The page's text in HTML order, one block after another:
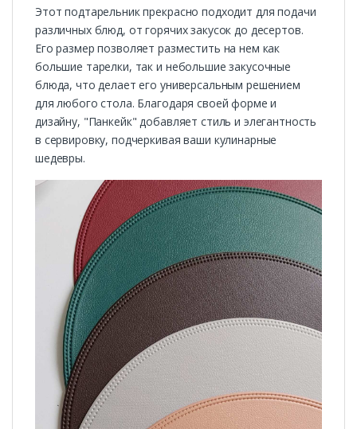
Этот подтарельник прекрасно подходит для подачи
различных блюд, от горячих закусок до десертов.
Его размер позволяет разместить на нем как
большие тарелки, так и небольшие закусочные
блюда, что делает его универсальным решением
для любого стола. Благодаря своей форме и
дизайну, "Панкейк" добавляет стиль и элегантность
в сервировку, подчеркивая ваши кулинарные
шедевры.